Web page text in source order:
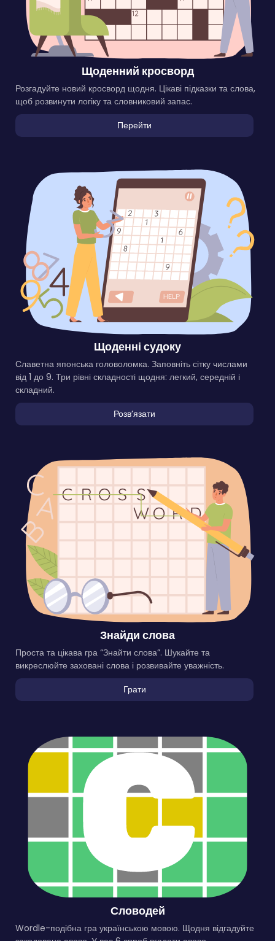
Щоденний кросворд
Розгадуйте новий кросворд щодня. Цікаві підказки та слова,
щоб розвинути логіку та словниковий запас.
Перейти
Щоденні судоку
Славетна японська головоломка. Заповніть сітку числами
від 1 до 9. Три рівні складності щодня: легкий, середній і
складний.
Розвʼязати
Знайди слова
Проста та цікава гра “Знайти слова”. Шукайте та
викреслюйте заховані слова і розвивайте уважність.
Грати
Словодей
Wordle-подібна гра українською мовою. Щодня відгадуйте